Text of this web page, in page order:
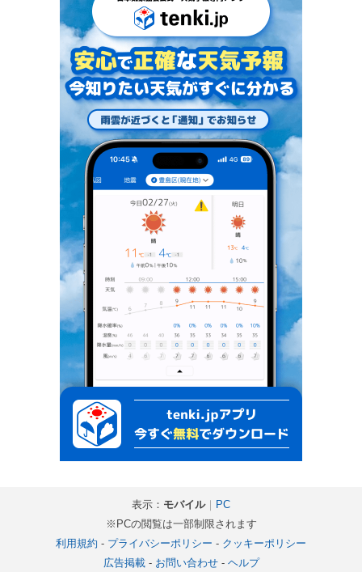
表示： モバイル｜ PC
※PCの閲覧は一部制限されます
利用規約 - プライバシーポリシー - クッキーポリシー
広告掲載- お問い合わせ- ヘルプ